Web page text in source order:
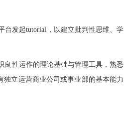
台发起tutorial，以建立批判性思维、学
良性运作的理论基础与管理工具，熟悉
立运营商业公司或事业部的基本能力